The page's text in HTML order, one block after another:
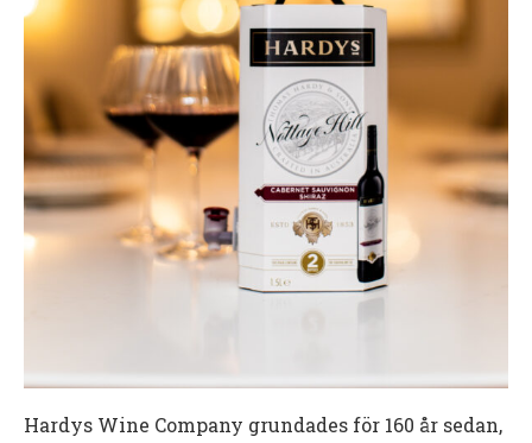
Hardys Wine Company grundades för 160 år sedan,